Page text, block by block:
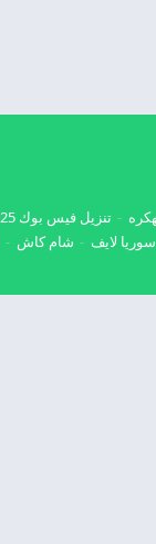
تنزيل فيس بوك 2025
سوريا لايف شام كاش